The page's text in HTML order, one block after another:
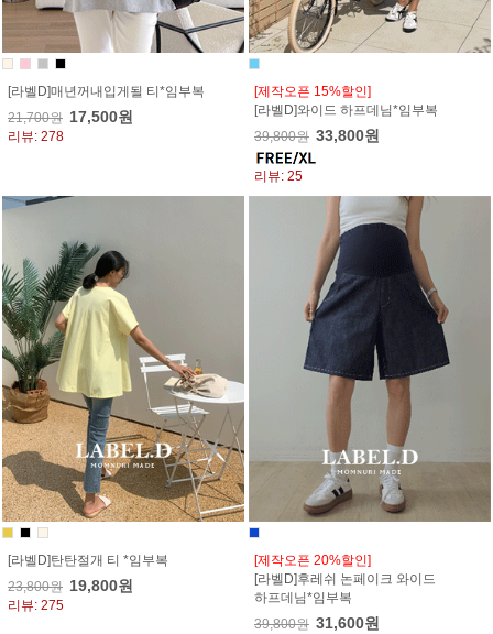
[라벨D]매년꺼내입게될 티*임부복
21,700원 17,500원
리뷰: 278
[제작오픈 15%할인]
[라벨D]와이드 하프데님*임부복
39,800원 33,800원
리뷰: 25
[라벨D]탄탄절개 티 *임부복
23,800원 19,800원
리뷰: 275
[제작오픈 20%할인]
[라벨D]후레쉬 논페이크 와이드
하프데님*임부복
39,800원 31,600원